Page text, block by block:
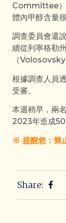
Committee）
體內甲醇含量
調查委員會還
續從列寧格勒
（Volosovsky
根據調查人員
受審。
本週稍早，兩
2023年造成50
※ 提醒您：禁
Share: